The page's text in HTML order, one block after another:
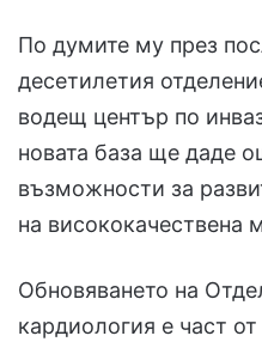
По думите му през
десетилетия
водещ център по
новата база ще даде
възможности за
на
Обновяването на
кардиология е част